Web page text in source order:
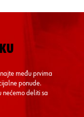
među prvima
ponude.
nećemo deliti sa